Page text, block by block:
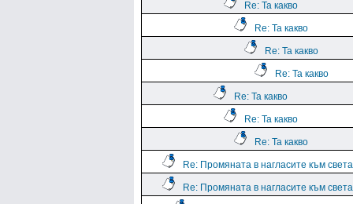
Re: Та какво
Re: Та какво
Re: Та какво
Re: Та какво
Re: Та какво
Re: Та какво
Re: Та какво
Re: Промяната в нагласите към
Re: Промяната в нагласите към